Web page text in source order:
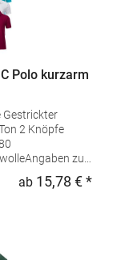
Polo kurzarm
zur
ab 15,78 € *